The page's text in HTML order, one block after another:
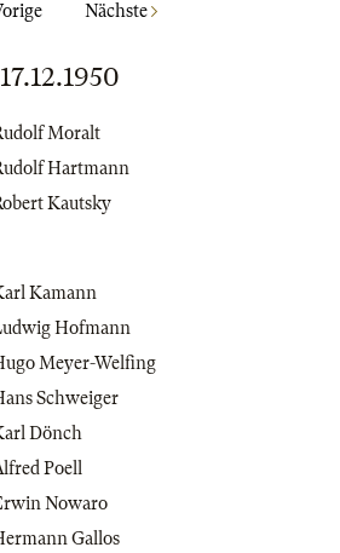
Nächste
Moralt
Hartmann
Kautsky
Kamann
Hofmann
Meyer-Welfing
Schweiger
Dönch
Poell
Nowaro
Gallos